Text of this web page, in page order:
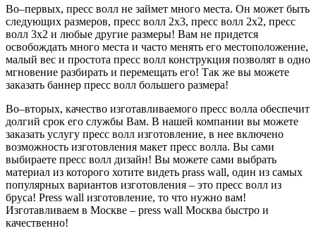
Во–первых, пресс волл не займет много места. Он может быть
следующих размеров, пресс волл 2х3, пресс волл 2х2, пресс
волл 3х2 и любые другие размеры! Вам не придется
освобождать много места и часто менять его местоположение,
малый вес и простота пресс волл конструкция позволят в одно
мгновение разбирать и перемещать его! Так же вы можете
заказать баннер пресс волл большего размера!
Во–вторых, качество изготавливаемого пресс волла обеспечит
долгий срок его службы Вам. В нашей компании вы можете
заказать услугу пресс волл изготовление, в нее включено
возможность изготовления макет пресс волла. Вы сами
выбираете пресс волл дизайн! Вы можете сами выбрать
материал из которого хотите видеть prass wall, один из самых
популярных вариантов изготовления – это пресс волл из
бруса! Press wall изготовление, то что нужно вам!
Изготавливаем в Москве – press wall Москва быстро и
качественно!